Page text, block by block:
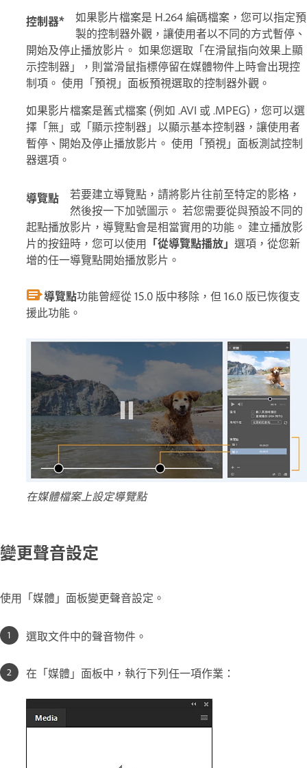
控制器*
如果影片檔案是 H.264 編碼檔案，您可以指定預
製的控制器外觀，讓使用者以不同的方式暫停、
開始及停止播放影片。 如果您選取「在滑鼠指向效果上顯
示控制器」，則當滑鼠指標停留在媒體物件上時會出現控
制項。 使用「預視」面板預視選取的控制器外觀。
如果影片檔案是舊式檔案 (例如 .AVI 或 .MPEG)，您可以選
擇「無」或「顯示控制器」以顯示基本控制器，讓使用者
暫停、開始及停止播放影片。 使用「預視」面板測試控制
器選項。
導覽點
若要建立導覽點，請將影片往前至特定的影格，
然後按一下加號圖示。 若您需要從與預設不同的
起點播放影片，導覽點會是相當實用的功能。 建立播放影
片的按鈕時，您可以使用 「從導覽點播放」 選項，從您新
增的任一導覽點開始播放影片。
導覽點功能曾經從 15.0 版中移除，但 16.0 版已恢復支
援此功能。
在媒體檔案上設定導覽點
變更聲音設定
使用「媒體」面板變更聲音設定。
選取文件中的聲音物件。
在「媒體」面板中，執行下列任一項作業：